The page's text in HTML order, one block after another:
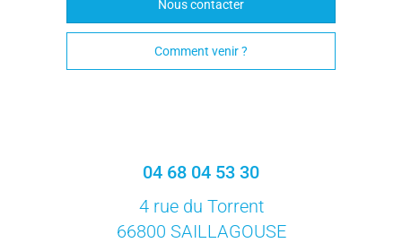
Nous contacter
Comment venir ?
04 68 04 53 30
4 rue du Torrent
66800 SAILLAGOUSE